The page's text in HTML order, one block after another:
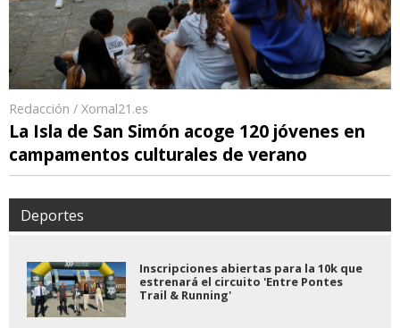
Redacción / Xornal21.es
La Isla de San Simón acoge 120 jóvenes en
campamentos culturales de verano
Deportes
Inscripciones abiertas para la 10k que
estrenará el circuito 'Entre Pontes
Trail & Running'